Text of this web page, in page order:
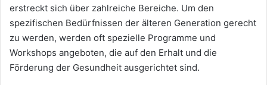
erstreckt sich über zahlreiche Bereiche. Um den
spezifischen Bedürfnissen der älteren Generation gerecht
zu werden, werden oft spezielle Programme und
Workshops angeboten, die auf den Erhalt und die
Förderung der Gesundheit ausgerichtet sind.